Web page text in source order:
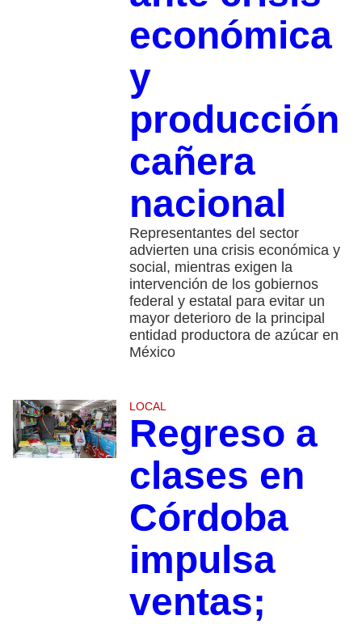
económica
y
producción
cañera
nacional
Representantes del sector
advierten una crisis económica y
social, mientras exigen la
intervención de los gobiernos
federal y estatal para evitar un
mayor deterioro de la principal
entidad productora de azúcar en
México
LOCAL
Regreso a
clases en
Córdoba
impulsa
ventas;